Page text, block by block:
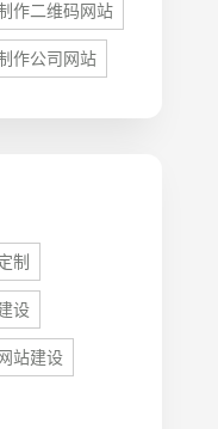
作二维码网站
作公司网站
制
设
站建设
贸网站设计
年度运维服务